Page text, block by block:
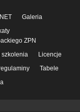
Galeria
ZPN
szkolenia
Licencje
Tabele